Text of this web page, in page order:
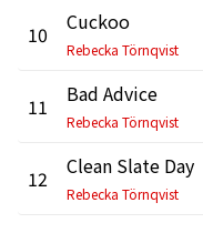
10 Cuckoo
Rebecka Törnqvist
11 Bad Advice
Rebecka Törnqvist
12 Clean Slate Day
Rebecka Törnqvist